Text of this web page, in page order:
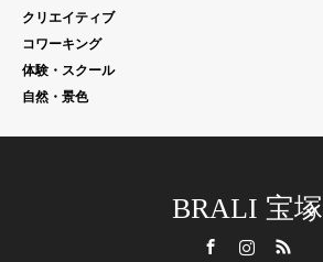
クリエイティブ
コワーキング
体験・スクール
自然・景色
BRALI 宝塚